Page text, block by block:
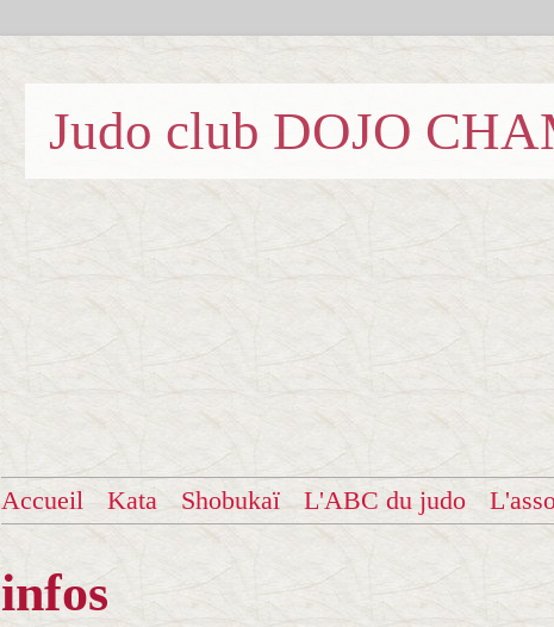
Judo club DOJO
Accueil Kata Shobukaï L'ABC du judo
infos